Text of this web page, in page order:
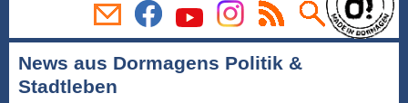
News aus Dormagens Politik &
Stadtleben